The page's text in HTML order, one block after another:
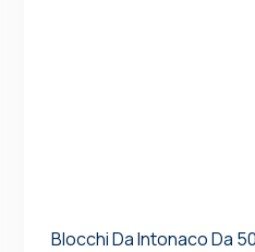
Blocchi Da Intonaco Da 50